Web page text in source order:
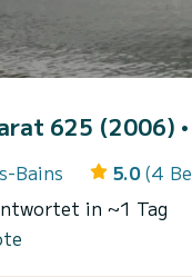
625 (2006)
Bains 5.0 (4
in ~1 Tag